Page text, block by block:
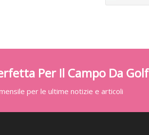
Per Il Campo Da Golf
per le ultime notizie e articoli